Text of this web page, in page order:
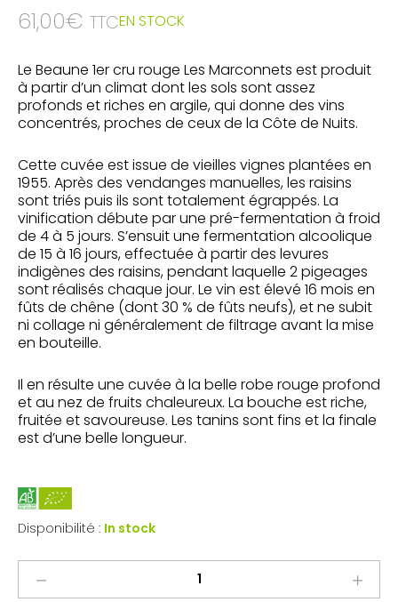
61,00€ TTCEN STOCK
Le Beaune 1er cru rouge Les Marconnets est produit
à partir d’un climat dont les sols sont assez
profonds et riches en argile, qui donne des vins
concentrés, proches de ceux de la Côte de Nuits.
Cette cuvée est issue de vieilles vignes plantées en
1955. Après des vendanges manuelles, les raisins
sont triés puis ils sont totalement égrappés. La
vinification débute par une pré-fermentation à froid
de 4 à 5 jours. S’ensuit une fermentation alcoolique
de 15 à 16 jours, effectuée à partir des levures
indigènes des raisins, pendant laquelle 2 pigeages
sont réalisés chaque jour. Le vin est élevé 16 mois en
fûts de chêne (dont 30 % de fûts neufs), et ne subit
ni collage ni généralement de filtrage avant la mise
en bouteille.
Il en résulte une cuvée à la belle robe rouge profond
et au nez de fruits chaleureux. La bouche est riche,
fruitée et savoureuse. Les tanins sont fins et la finale
est d’une belle longueur.
Disponibilité : In stock